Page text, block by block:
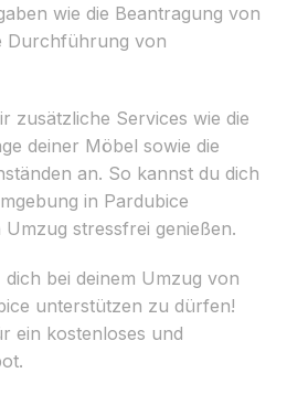
wie die Beantragung von
Durchführung von
zusätzliche Services wie die
deiner Möbel sowie die
an. So kannst du dich
in Pardubice
stressfrei genießen.
bei deinem Umzug von
unterstützen zu dürfen!
ein kostenloses und